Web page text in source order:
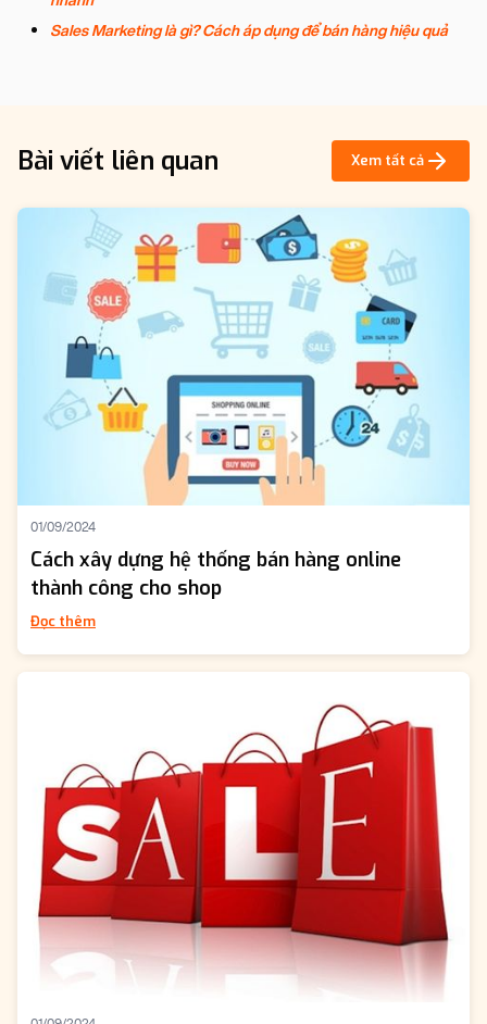
Sales Marketing là gì? Cách áp dụng để bán hàng hiệu quả
Bài viết liên quan Xem tất cả
01/09/2024
Cách xây dựng hệ thống bán hàng online
thành công cho shop
Đọc thêm